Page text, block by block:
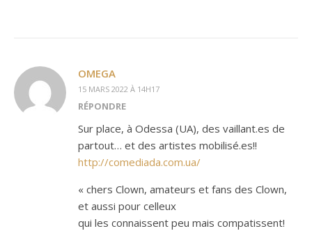
OMEGA
15 MARS 2022 À 14H17
RÉPONDRE
Sur place, à Odessa (UA), des vaillant.es de
partout… et des artistes mobilisé.es!!
http://comediada.com.ua/
« chers Clown, amateurs et fans des Clown,
et aussi pour celleux
qui les connaissent peu mais compatissent!